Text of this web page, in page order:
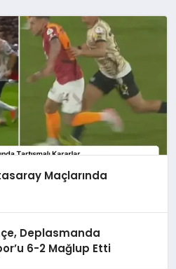
Maçlarında
Deplasmanda
6-2 Mağlup Etti